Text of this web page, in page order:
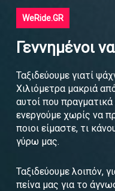
WeRide.GR
Γεννημένοι
Ταξιδεύουμε γιατί
Χιλιόμετρα μακριά
αυτοί που πραγματικά
ενεργούμε χωρίς να
ποιοι είμαστε, τι
γύρω μας.
Ταξιδεύουμε λοιπόν,
πείνα μας για το